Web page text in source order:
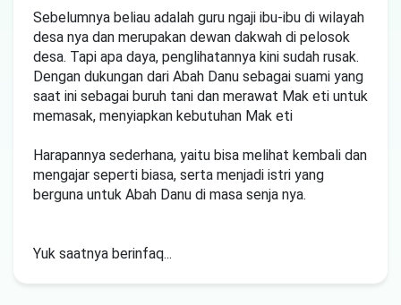
Sebelumnya beliau adalah guru ngaji ibu-ibu di wilayah
desa nya dan merupakan dewan dakwah di pelosok
desa. Tapi apa daya, penglihatannya kini sudah rusak.
Dengan dukungan dari Abah Danu sebagai suami yang
saat ini sebagai buruh tani dan merawat Mak eti untuk
memasak, menyiapkan kebutuhan Mak eti
Harapannya sederhana, yaitu bisa melihat kembali dan
mengajar seperti biasa, serta menjadi istri yang
berguna untuk Abah Danu di masa senja nya.
Yuk saatnya berinfaq...